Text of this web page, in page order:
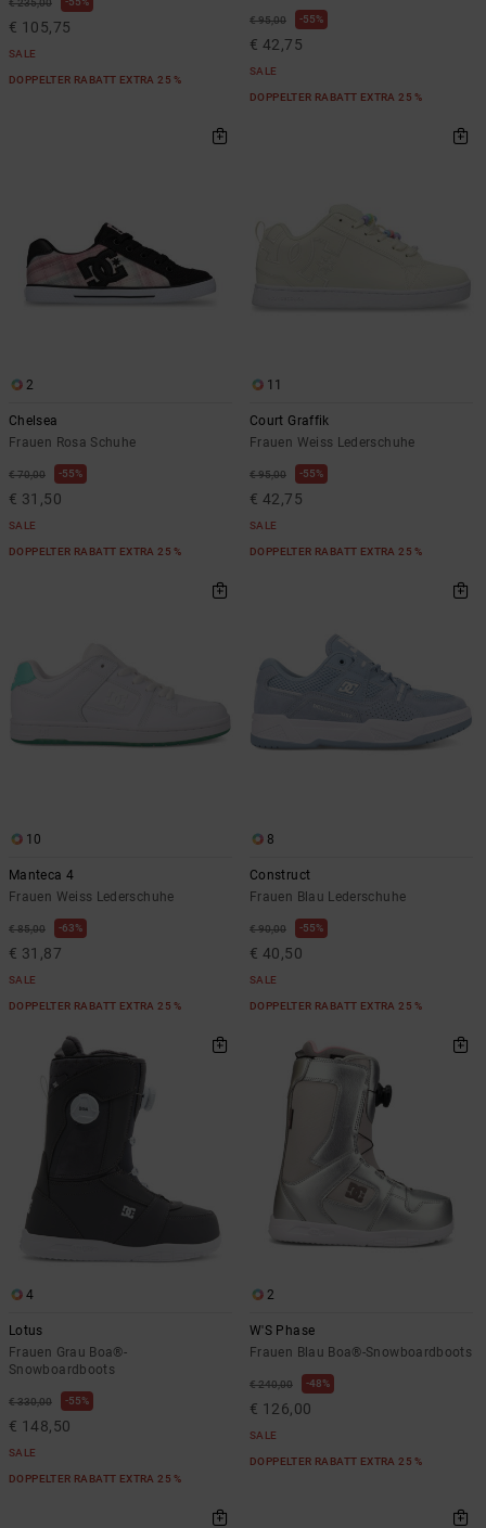
€ 235,00
€ 105,75
SALE
DOPPELTER RABATT EXTRA 25 %
€ 95,00 55%
€ 42,75
SALE
DOPPELTER RABATT EXTRA 25 %
2
Chelsea
Frauen Rosa Schuhe
€ 70,00 55%
€ 31,50
SALE
DOPPELTER RABATT EXTRA 25 %
11
Court Graffik
Frauen Weiss Lederschuhe
€ 95,00 55%
€ 42,75
SALE
DOPPELTER RABATT EXTRA 25 %
10
Manteca 4
Frauen Weiss Lederschuhe
€ 85,00 63%
€ 31,87
SALE
DOPPELTER RABATT EXTRA 25 %
8
Construct
Frauen Blau Lederschuhe
€ 90,00 55%
€ 40,50
SALE
DOPPELTER RABATT EXTRA 25 %
4
Lotus
Frauen Grau Boa®-
Snowboardboots
€ 330,00 55%
€ 148,50
SALE
DOPPELTER RABATT EXTRA 25 %
2
W'S Phase
Frauen Blau Boa®-Snowboardboots
€ 240,00 48%
€ 126,00
SALE
DOPPELTER RABATT EXTRA 25 %